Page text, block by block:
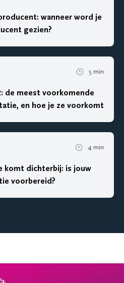
wanneer word je
gezien?
5 min
de meest voorkomende
en hoe je ze voorkomt
4 min
komt dichterbij: is jouw
voorbereid?